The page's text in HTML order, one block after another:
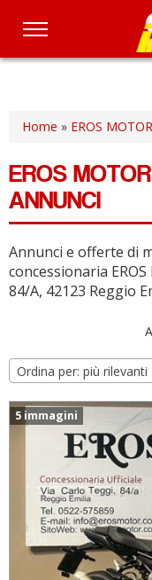
Salta
principale
Home » EROS
EROS
ANNUNCI
Annunci e offerte di
concessionaria EROS
84/A, 42123 Reggio
Ordina per: più rilevanti
5 immagini